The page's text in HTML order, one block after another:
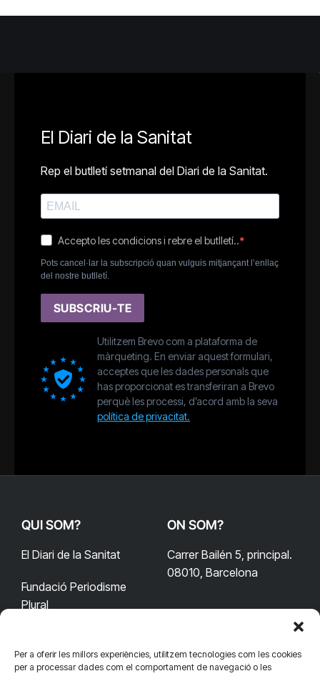
Per a oferir les millors experiències, utilitzem tecnologies com les cookies
per a processar dades com el comportament de navegació o les
El Diari de la Sanitat
Rep el butlletí setmanal del Diari de la Sanitat.
Accepto les condicions i rebre el butlletí..
Pots cancel·lar la subscripció quan vulguis mitjançant l’enllaç
del nostre butlletí.
SUBSCRIU-TE
Utilitzem Brevo com a plataforma de
màrqueting. En enviar aquest formulari,
acceptes que les dades personals que
has proporcionat es transferiran a Brevo
perquè les processi, d’acord amb la seva
política de privacitat.
QUI SOM?
El Diari de la Sanitat
Fundació Periodisme
Plural
ON SOM?
Carrer Bailén 5, principal.
08010, Barcelona
CONTACTA'NS CONNECTA